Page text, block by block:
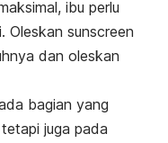
ibu perlu
Oleskan sunscreen
dan oleskan
bagian yang
juga pada